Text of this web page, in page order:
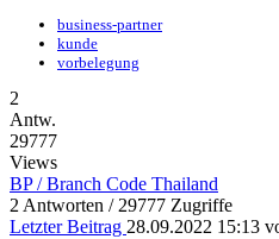
business-partner
kunde
vorbelegung
2
Antw.
29777
Views
BP / Branch Code Thailand
2 Antworten / 29777 Zugriffe
Letzter Beitrag 28.09.2022 15:13